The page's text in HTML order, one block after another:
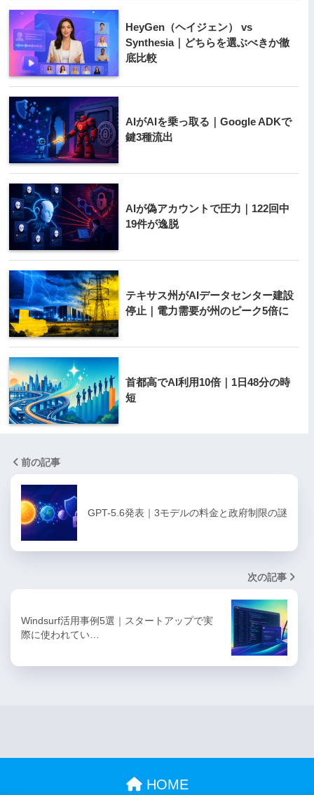
HeyGen（ヘイジェン） vs
Synthesia｜どちらを選ぶべきか徹
底比較
AIがAIを乗っ取る｜Google ADKで
鍵3種流出
AIが偽アカウントで圧力｜122回中
19件が逸脱
テキサス州がAIデータセンター建設
停止｜電力需要が州のピーク5倍に
首都高でAI利用10倍｜1日48分の時
短
前の記事
GPT-5.6発表｜3モデルの料金と政府制限の謎
次の記事
Windsurf活用事例5選｜スタートアップで実
際に使われてい…
HOME